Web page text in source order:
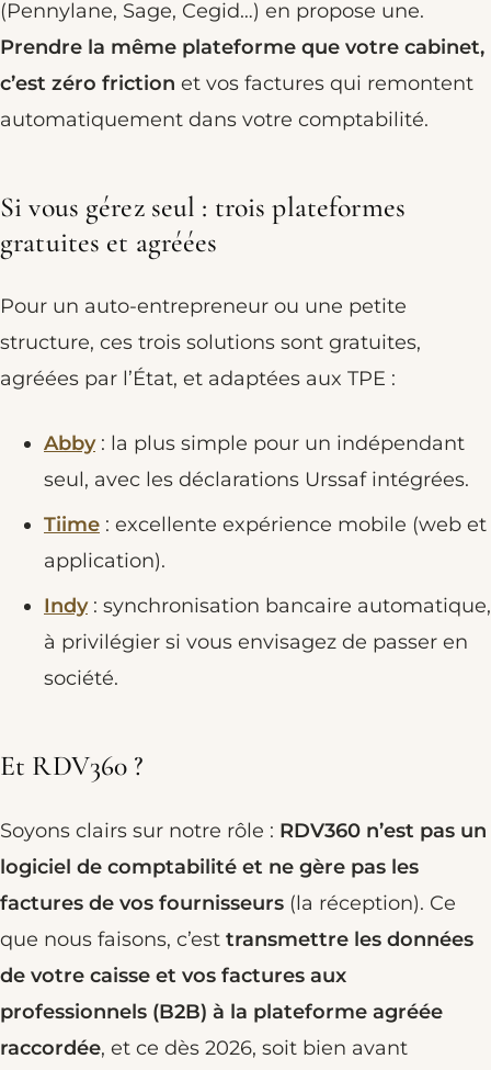
(Pennylane, Sage, Cegid…) en propose une.
Prendre la même plateforme que votre cabinet,
c’est zéro friction et vos factures qui remontent
automatiquement dans votre comptabilité.
Si vous gérez seul : trois plateformes
gratuites et agréées
Pour un auto-entrepreneur ou une petite
structure, ces trois solutions sont gratuites,
agréées par l’État, et adaptées aux TPE :
Abby: la plus simple pour un indépendant
seul, avec les déclarations Urssaf intégrées.
Tiime : excellente expérience mobile (web et
application).
Indy: synchronisation bancaire automatique,
à privilégier si vous envisagez de passer en
société.
Et RDV360 ?
Soyons clairs sur notre rôle : RDV360 n’est pas un
logiciel de comptabilité et ne gère pas les
factures de vos fournisseurs (la réception). Ce
que nous faisons, c’est transmettre les données
de votre caisse et vos factures aux
professionnels (B2B) à la plateforme agréée
raccordée, et ce dès 2026, soit bien avant